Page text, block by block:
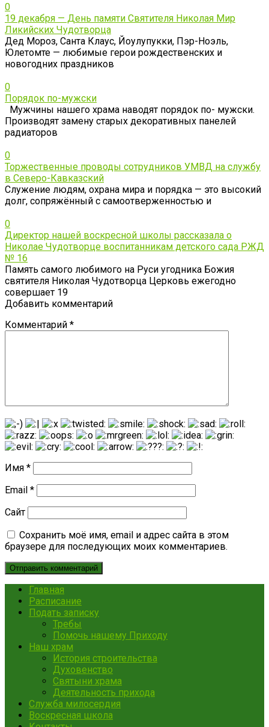
0
19 декабря — День памяти Святителя Николая Мир
Ликийских Чудотворца
Дед Мороз, Санта Клаус, Йоулупукки, Пэр-Ноэль,
Юлетомте — любимые герои рождественских и
новогодних праздников
0
Порядок по-мужски
Мужчины нашего храма наводят порядок по- мужски.
Производят замену старых декоративных панелей
радиаторов
0
Торжественные проводы сотрудников УМВД на службу
в Северо-Кавказский
Служение людям, охрана мира и порядка — это высокий
долг, сопряжённый с самоотверженностью и
0
Директор нашей воскресной школы рассказала о
Николае Чудотворце воспитанникам детского сада РЖД
№ 16
Память самого любимого на Руси угодника Божия
святителя Николая Чудотворца Церковь ежегодно
совершает 19
Добавить комментарий
Комментарий *
Имя *
Email *
Сайт
Сохранить моё имя, email и адрес сайта в этом
браузере для последующих моих комментариев.
Главная
Расписание
Подать записку
Требы
Помочь нашему Приходу
Наш храм
История строительства
Духовенство
Святыни храма
Деятельность прихода
Служба милосердия
Воскресная школа